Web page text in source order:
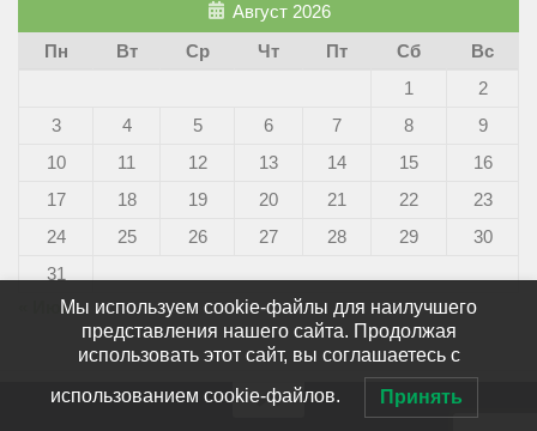
Август 2026
Пн
Вт Ср Чт Пт Сб
Вс
1
2
3
4 5 6 7 8
9
10
11 12 13 14 15
16
17
18 19 20 21 22
23
24
25 26 27 28 29
30
31
« ИюнМы используем cookie-файлы для наилучшего
представления нашего сайта. Продолжая
использовать этот сайт, вы соглашаетесь с
использованием cookie-файлов. Принять